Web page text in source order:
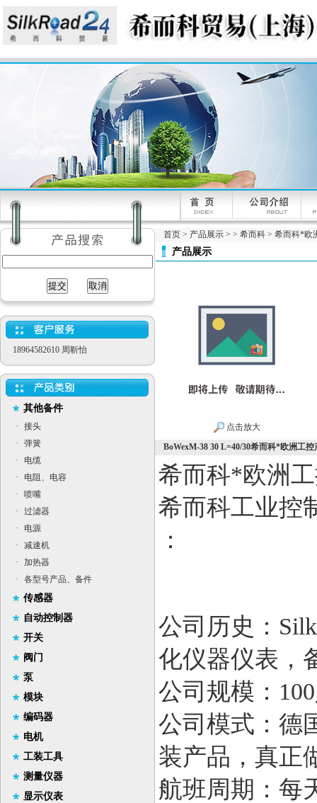
18964582610 周靳怡
其他备件
·
接头
·
弹簧
·
电缆
·
电阻、电容
·
喷嘴
·
过滤器
·
电源
·
减速机
·
加热器
·
各型号产品、备件
传感器
自动控制器
开关
阀门
泵
模块
编码器
电机
工装工具
测量仪器
显示仪表
首页 > 产品展示 > > 希而科 > 希而科*欧
产品展示
点击放大
BoWexM-38 30 L=40/30希而科*欧洲工
希而科*欧洲
希而科工业
：
公司历史：
化仪器仪表，
公司规模：
公司模式：德
装产品，真正
航班周期：每